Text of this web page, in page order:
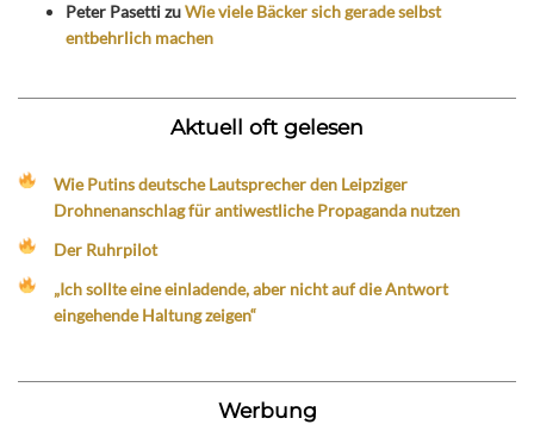
Peter PasettizuWie viele Bäcker sich gerade selbst
entbehrlich machen
Aktuell oft gelesen
Wie Putins deutsche Lautsprecher den Leipziger
Drohnenanschlag für antiwestliche Propaganda nutzen
Der Ruhrpilot
„Ich sollte eine einladende, aber nicht auf die Antwort
eingehende Haltung zeigen“
Werbung